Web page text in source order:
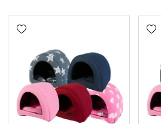
Add wishlist